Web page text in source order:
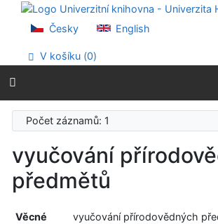
Přejít na obsah
Přejít na menu
Prohlášení o webové přístupnosti
Česky English
V košíku (0)
Počet záznamů: 1
vyučování
předmětů
Věcné
vyučování přírodovědných